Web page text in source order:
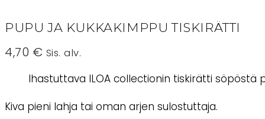
PUPU JA KUKKAKIMPPU TISKIRÄTTI
4,70 € Sis. alv.
Ihastuttava ILOA collectionin tiskirätti söpöstä
Kiva pieni lahja tai oman arjen sulostuttaja.